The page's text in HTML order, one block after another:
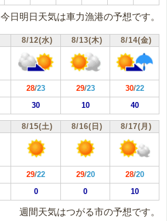
今日明日天気は車力漁港の予想です。
8/12(水) 8/13(木) 8/14(金)
28/23 29/23 30/22
30 10 40
8/15(土) 8/16(日) 8/17(月)
29/22 29/20 28/20
0 0 10
週間天気はつがる市の予想です。